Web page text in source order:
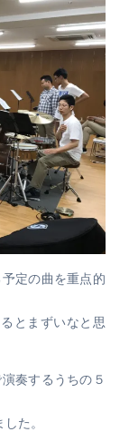
定の曲を重点的
とまずいなと思
奏するうちの５
た。